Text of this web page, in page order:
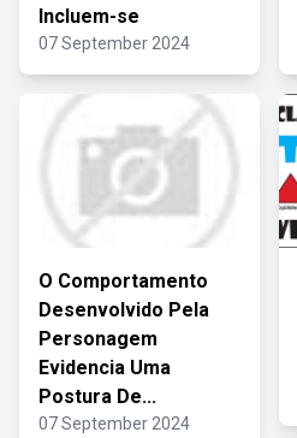
Incluem-se
07 September 2024
O Comportamento
Desenvolvido Pela
Personagem
Evidencia Uma
Postura De...
07 September 2024